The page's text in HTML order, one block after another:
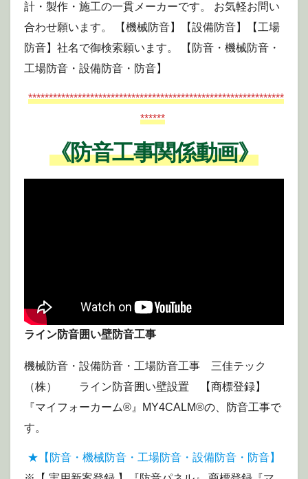
計・製作・施工の一貫メーカーです。 お気軽お問い
合わせ願います。 【機械防音】【設備防音】【工場
防音】社名で御検索願います。 【防音・機械防音・
工場防音・設備防音・防音】
**************************************************************
******
《防音工事関係動画》
ライン防音囲い壁防音工事
機械防音・設備防音・工場防音工事 三佳テック
（株） ライン防音囲い壁設置 【商標登録】
『マイフォーカーム®』MY4CALM®の、防音工事で
す。
★【防音・機械防音・工場防音・設備防音・防音】